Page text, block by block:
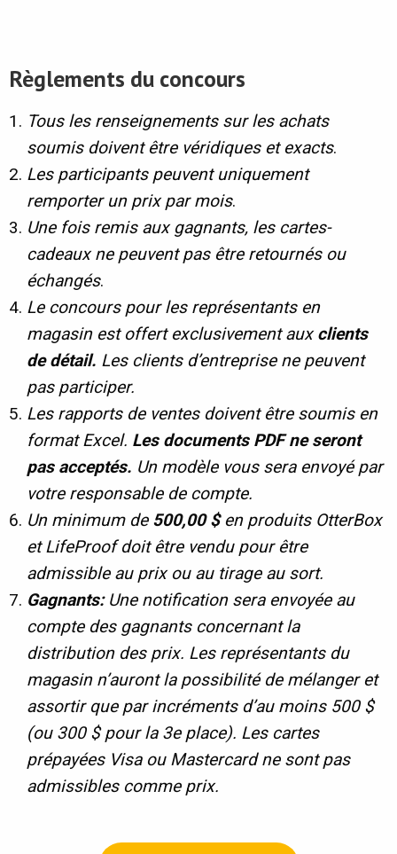
Règlements du concours
Tous les renseignements sur les achats
soumis doivent être véridiques et exacts.
Les participants peuvent uniquement
remporter un prix par mois.
Une fois remis aux gagnants, les cartes-
cadeaux ne peuvent pas être retournés ou
échangés.
Le concours pour les représentants en
magasin est offert exclusivement aux clients
de détail. Les clients d’entreprise ne peuvent
pas participer.
Les rapports de ventes doivent être soumis en
format Excel. Les documents PDF ne seront
pas acceptés. Un modèle vous sera envoyé par
votre responsable de compte.
Un minimum de 500,00 $en produits OtterBox
et LifeProof doit être vendu pour être
admissible au prix ou au tirage au sort.
Gagnants: Une notification sera envoyée au
compte des gagnants concernant la
distribution des prix. Les représentants du
magasin n’auront la possibilité de mélanger et
assortir que par incréments d’au moins 500 $
(ou 300 $ pour la 3e place). Les cartes
prépayées Visa ou Mastercard ne sont pas
admissibles comme prix.